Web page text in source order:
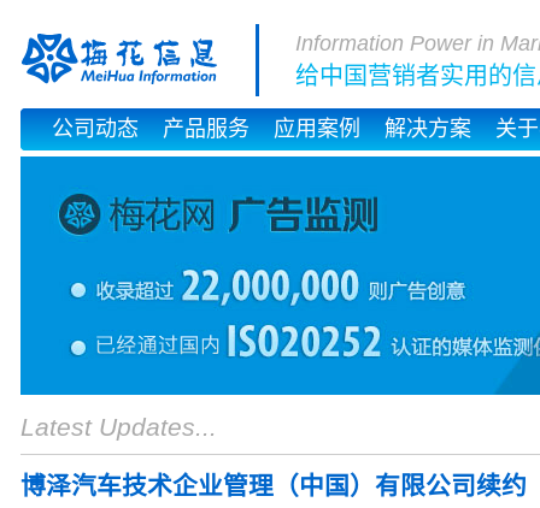
Information Power in
给中国营销者实用的
公司动态 产品服务 应用案例 解决方案 关
Latest Updates...
博泽汽车技术企业管理（中国）有限公司续约